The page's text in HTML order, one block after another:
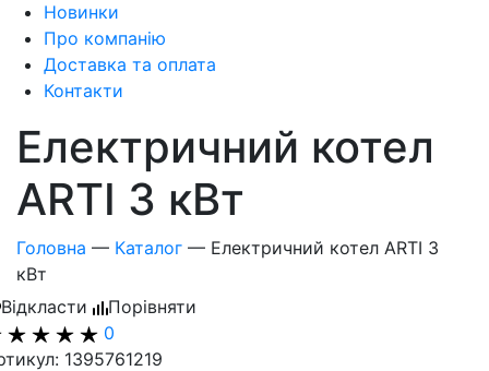
Новинки
Про компанію
Доставка та оплата
Контакти
Електричний котел
ARTI 3 кВт
Головна — Каталог — Електричний котел ARTI 3
кВт
Відкласти
Порівняти
0
1395761219